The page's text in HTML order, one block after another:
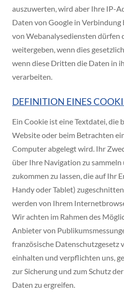
auszuwerten, wird aber Ihre IP-
Daten von Google in
von Webanalysediensten dürfen
weitergeben, wenn dies
wenn diese Dritten die Daten in
verarbeiten.
DEFINITION EINES
Ein Cookie ist eine Textdatei, die
Website oder beim Betrachten
Computer abgelegt wird. Ihr
über Ihre Navigation zu
zukommen zu lassen, die auf Ihr
Handy oder Tablet)
werden von Ihrem
Wir achten im Rahmen des
Anbieter von
französische Datenschutzgesetz
einhalten und verpflichten uns,
zur Sicherung und zum Schutz
Daten zu ergreifen.